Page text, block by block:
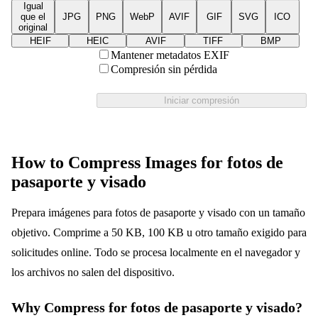
Igual
que el
original
JPG PNG WebP AVIF GIF SVG ICO
HEIF HEIC AVIF TIFF BMP
Mantener metadatos EXIF
Compresión sin pérdida
Iniciar compresión
How to Compress Images for fotos de
pasaporte y visado
Prepara imágenes para fotos de pasaporte y visado con un tamaño
objetivo. Comprime a 50 KB, 100 KB u otro tamaño exigido para
solicitudes online. Todo se procesa localmente en el navegador y
los archivos no salen del dispositivo.
Why Compress for fotos de pasaporte y visado?